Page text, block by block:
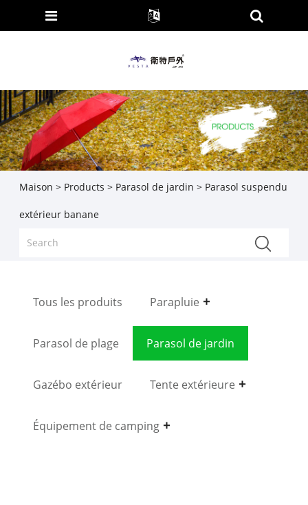
Maison > Products > Parasol de jardin > Parasol suspendu
extérieur banane
Tous les produits Parapluie
Parasol de plage Parasol de jardin
Gazébo extérieur Tente extérieure
Équipement de camping